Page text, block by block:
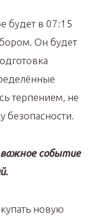
будет в 07:15
Он будет
терпением, не
событие
новую